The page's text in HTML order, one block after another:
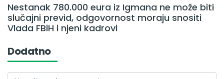
Nestanak 780.000 eura iz Igmana ne može biti
slučajni previd, odgovornost moraju snositi
Vlada FBiH i njeni kadrovi
Dodatno